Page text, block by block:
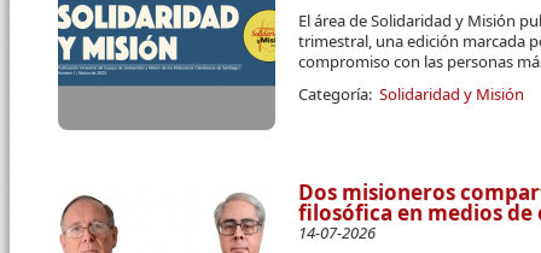
El área de Solidaridad y Misión
trimestral, una edición marcada
compromiso con las personas
Categoría: Solidaridad y Misión
Dos misioneros
filosófica en medios
14-07-2026